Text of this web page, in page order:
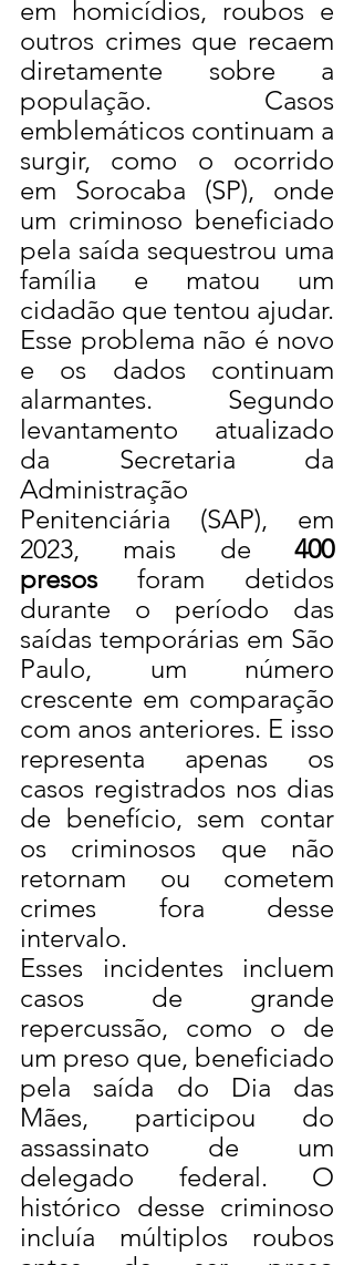
em homicídios, roubos e
outros crimes que recaem
diretamente sobre a
população. Casos
emblemáticos continuam a
surgir, como o ocorrido
em Sorocaba (SP), onde
um criminoso beneficiado
pela saída sequestrou uma
família e matou um
cidadão que tentou ajudar.
Esse problema não é novo
e os dados continuam
alarmantes. Segundo
levantamento atualizado
da Secretaria da
Administração
Penitenciária (SAP), em
2023, mais de 400
presos foram detidos
durante o período das
saídas temporárias em São
Paulo, um número
crescente em comparação
com anos anteriores. E isso
representa apenas os
casos registrados nos dias
de benefício, sem contar
os criminosos que não
retornam ou cometem
crimes fora desse
intervalo.
Esses incidentes incluem
casos de grande
repercussão, como o de
um preso que, beneficiado
pela saída do Dia das
Mães, participou do
assassinato de um
delegado federal. O
histórico desse criminoso
incluía múltiplos roubos